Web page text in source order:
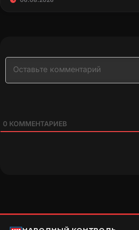
0 КОММЕНТАРИЕВ